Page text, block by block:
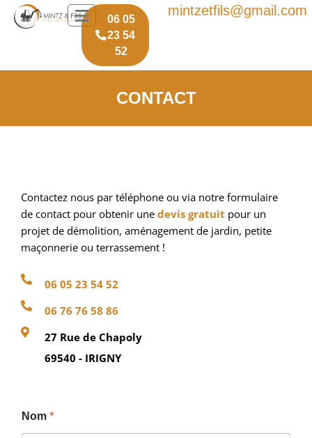
Aller
06 05
23 54
52
mintzetfils@gmail.com
CONTACT
Contactez nous par téléphone ou via notre formulaire
de contact pour obtenir une devis gratuit pour un
projet de démolition, aménagement de jardin, petite
maçonnerie ou terrassement !
06 05 23 54 52
06 76 76 58 86
27 Rue de Chapoly
69540 - IRIGNY
Nom *